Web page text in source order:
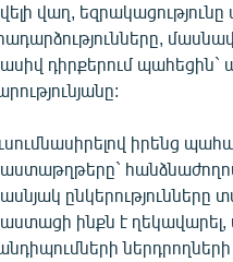
վաղ,
դիրքերում պահեցին`
իրենց
ինքն է ղեկավարել,